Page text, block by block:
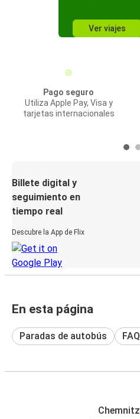
Ver viajes
Pago seguro
Utiliza Apple Pay, Visa y
tarjetas internacionales
Billete digital y
seguimiento en
tiempo real
Descubre la App de Flix
En esta página
Paradas de autobús FAQ
Chemnitz